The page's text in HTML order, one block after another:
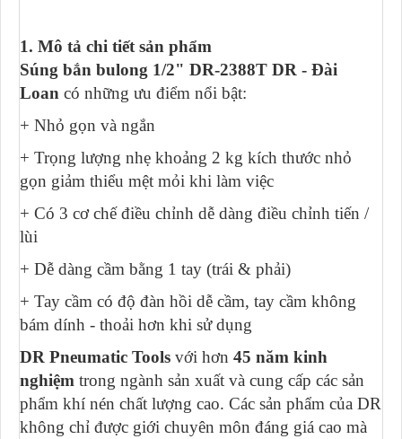
1. Mô tả chi tiết sản phẩm
Súng bắn bulong 1/2" DR-2388T DR - Đài
Loan có những ưu điểm nổi bật:
+ Nhỏ gọn và ngắn
+ Trọng lượng nhẹ khoảng 2 kg kích thước nhỏ
gọn giảm thiểu mệt mỏi khi làm việc
+ Có 3 cơ chế điều chỉnh dễ dàng điều chỉnh tiến /
lùi
+ Dễ dàng cầm bằng 1 tay (trái & phải)
+ Tay cầm có độ đàn hồi dễ cầm, tay cầm không
bám dính - thoải hơn khi sử dụng
DR Pneumatic Tools với hơn 45 năm kinh
nghiệm trong ngành sản xuất và cung cấp các sản
phẩm khí nén chất lượng cao. Các sản phẩm của DR
không chỉ được giới chuyên môn đáng giá cao mà